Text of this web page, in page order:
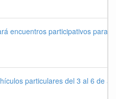
encuentros participativos para
particulares del 3 al 6 de